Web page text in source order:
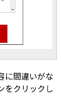
に間違いがな
をクリックし